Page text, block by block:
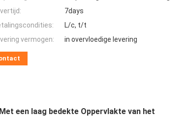
7days
L/c, t/t
vermogen:
in overvloedige levering
een laag bedekte Oppervlakte van het